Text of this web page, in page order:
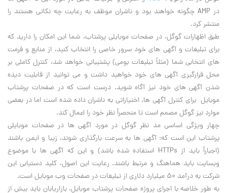
در AMP چگونه خواهند بود و ناشران موظف به رعایت چه نکاتی هستند را
منتشر کرد.
طبق اظهارات گوگل، در صفحات موبایلی پرشتاب، شما این امکان را دارید که
برای تبلیغات و آگهی های خود سرور خاصی را انتخاب کنید، از منابع و فرمت
های انتخابی شما (مثلاً تبلیغات بومی) پشتیبانی خواهد شد، کنترل کاملی بر
محل قرارگیری آگهی های خود خواهید داشت و می توانید از قابلیت دیده
شدن آگهی های خود نیز آگاه شوید. درست است که در صفحات پرشتاب
موبایل برای کنترل آگهی ها، اختیاراتی به ناشران داده شده است اما در بعضی
موارد نیز گوگل مصمم است تا منحصراً نظر خود را اعمال کند.
چهار ویژگی اساسی مد نظر گوگل در مورد آگهی ها در صفحات موبایلی
پرشتاب این است که: آگهی ها به سرعت بارگذاری شوند، زیبا و ایمن باشند
(اجباراً باید از HTTPs استفاده شده باشد) و این که آگهی ها با موضوع
وبسایت باید هماهنگ و مرتبط باشند. رعایت این اصول، کلید دستیابی این
شرکت به درآمد 50 میلیارد دلاری از تبلیغات در صفحات وب موبایل است.
به طور خلاصه با اجرای پروژه صفحات پرشتاب موبایل، بازاریابان باید بیش از